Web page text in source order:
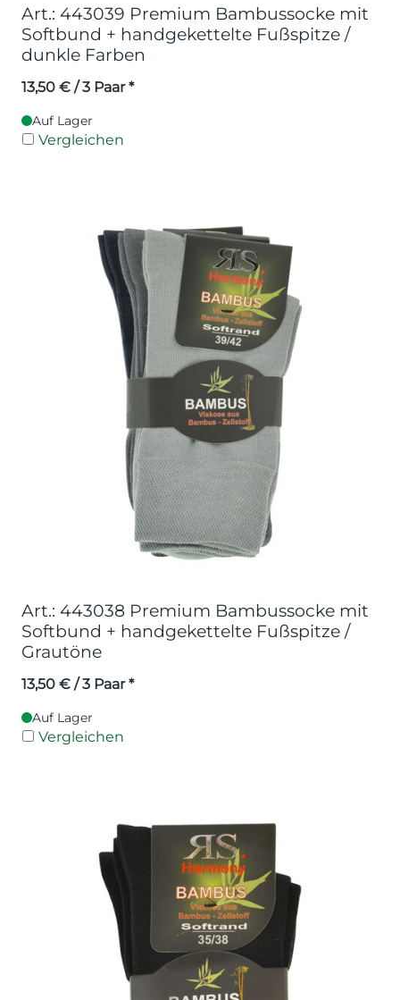
Art.: 443039 Premium Bambussocke mit
Softbund + handgekettelte Fußspitze /
dunkle Farben
13,50 € / 3 Paar *
Auf Lager
Vergleichen
Art.: 443038 Premium Bambussocke mit
Softbund + handgekettelte Fußspitze /
Grautöne
13,50 € / 3 Paar *
Auf Lager
Vergleichen